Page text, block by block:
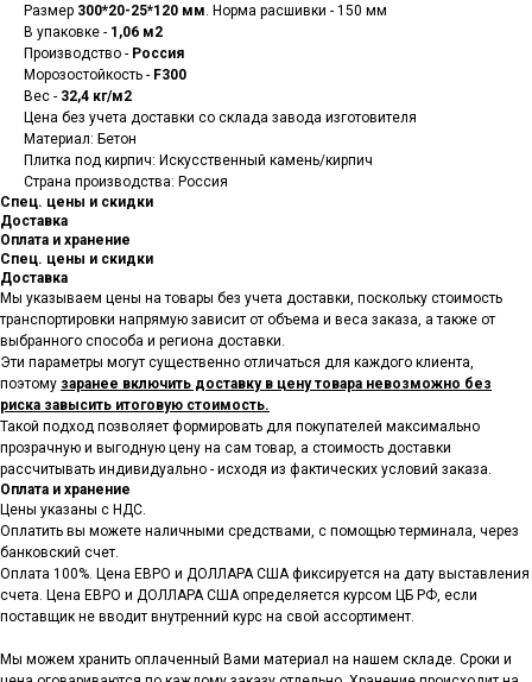
Размер 300*20-25*120 мм . Норма расшивки - 150 мм
В упаковке - 1,06 м2
Производство - Россия
Морозостойкость - F300
Вес - 32,4 кг/м2
Цена без учета доставки со склада завода изготовителя
Материал: Бетон
Плитка под кирпич: Искусственный камень/кирпич
Страна производства: Россия
Спец. цены и скидки
Доставка
Оплата и хранение
Спец. цены и скидки
Доставка
Мы указываем цены на товары без учета доставки, поскольку стоимость
транспортировки напрямую зависит от объема и веса заказа, а также от
выбранного способа и региона доставки.
Эти параметры могут существенно отличаться для каждого клиента,
поэтому заранее включить доставку в цену товара невозможно без
риска завысить итоговую стоимость.
Такой подход позволяет формировать для покупателей максимально
прозрачную и выгодную цену на сам товар, а стоимость доставки
рассчитывать индивидуально - исходя из фактических условий заказа.
Оплата и хранение
Цены указаны с НДС.
Оплатить вы можете наличными средствами, с помощью терминала, через
банковский счет.
Оплата 100%. Цена ЕВРО и ДОЛЛАРА США фиксируется на дату выставления
счета. Цена ЕВРО и ДОЛЛАРА США определяется курсом ЦБ РФ, если
поставщик не вводит внутренний курс на свой ассортимент.
Мы можем хранить оплаченный Вами материал на нашем складе. Сроки и